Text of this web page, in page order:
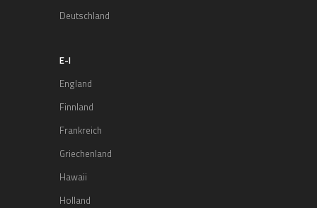
Deutschland
E-I
England
Finnland
Frankreich
Griechenland
Hawaii
Holland